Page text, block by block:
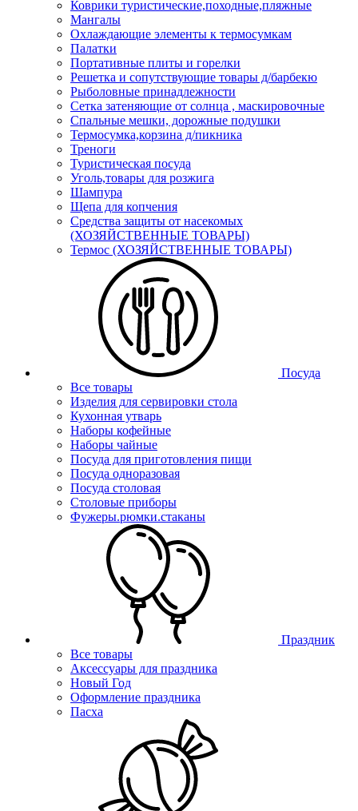
Коврики туристические,походные,пляжные
Мангалы
Охлаждающие элементы к термосумкам
Палатки
Портативные плиты и горелки
Решетка и сопутствующие товары д/барбекю
Рыболовные принадлежности
Сетка затеняющие от солнца , маскировочные
Спальные мешки, дорожные подушки
Термосумка,корзина д/пикника
Треноги
Туристическая посуда
Уголь,товары для розжига
Шампура
Щепа для копчения
Средства защиты от насекомых
(ХОЗЯЙСТВЕННЫЕ ТОВАРЫ)
Термос (ХОЗЯЙСТВЕННЫЕ ТОВАРЫ)
Посуда
Все товары
Изделия для сервировки стола
Кухонная утварь
Наборы кофейные
Наборы чайные
Посуда для приготовления пищи
Посуда одноразовая
Посуда столовая
Столовые приборы
Фужеры.рюмки.стаканы
Праздник
Все товары
Аксессуары для праздника
Новый Год
Оформление праздника
Пасха